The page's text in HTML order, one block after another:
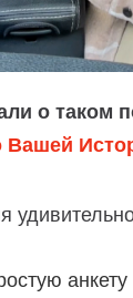
о таком
Вашей
анкету